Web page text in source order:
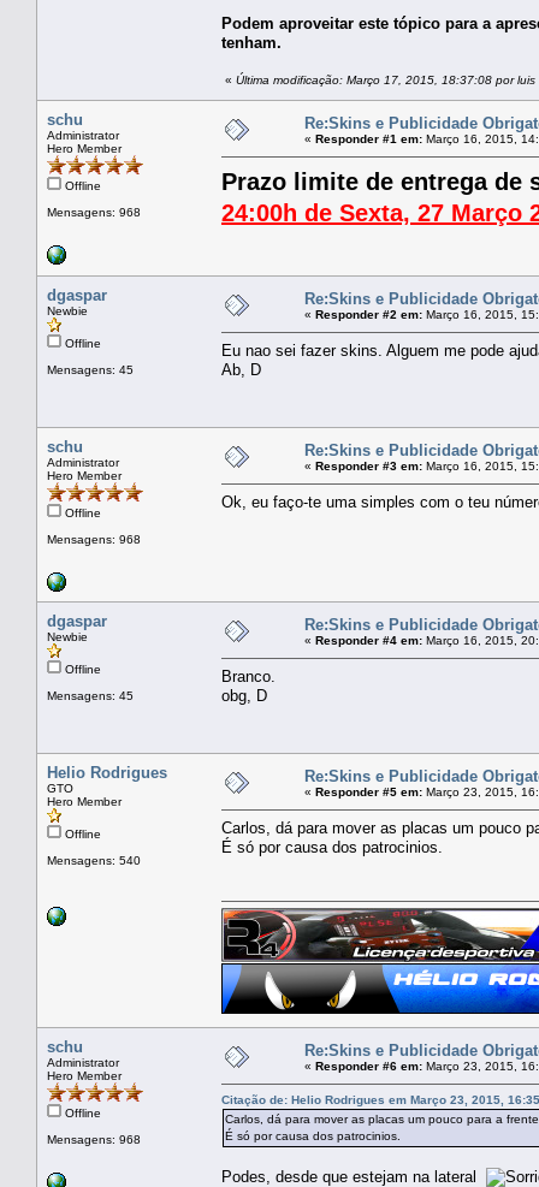
Podem aproveitar este tópico para a
tenham.
« Última modificação: Março 17, 2015, 18:37:08 por luis
schu
Administrator
Hero Member
Offline
Mensagens: 968
Re:Skins e Publicidade
« Responder #1 em: Março 16, 2015,
Prazo limite de entrega de
24:00h de Sexta, 27 Março
dgaspar
Newbie
Offline
Mensagens: 45
Re:Skins e Publicidade
« Responder #2 em: Março 16, 2015,
Eu nao sei fazer skins. Alguem me pode
Ab, D
schu
Administrator
Hero Member
Offline
Mensagens: 968
Re:Skins e Publicidade
« Responder #3 em: Março 16, 2015,
Ok, eu faço-te uma simples com o teu
dgaspar
Newbie
Offline
Mensagens: 45
Re:Skins e Publicidade
« Responder #4 em: Março 16, 2015,
Branco.
obg, D
Helio Rodrigues
GTO
Hero Member
Offline
Mensagens: 540
Re:Skins e Publicidade
« Responder #5 em: Março 23, 2015,
Carlos, dá para mover as placas um pouco
É só por causa dos patrocinios.
schu
Administrator
Hero Member
Offline
Mensagens: 968
Re:Skins e Publicidade
« Responder #6 em: Março 23, 2015,
Citação de: Helio Rodrigues em Março 23, 2015,
Carlos, dá para mover as placas um pouco para a
É só por causa dos patrocinios.
Podes, desde que estejam na lateral